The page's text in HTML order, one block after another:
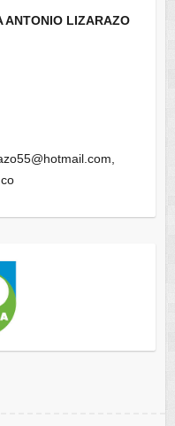
ANTONIO LIZARAZO